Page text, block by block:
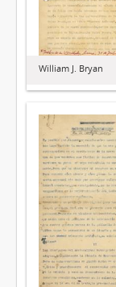
William J. Bryan